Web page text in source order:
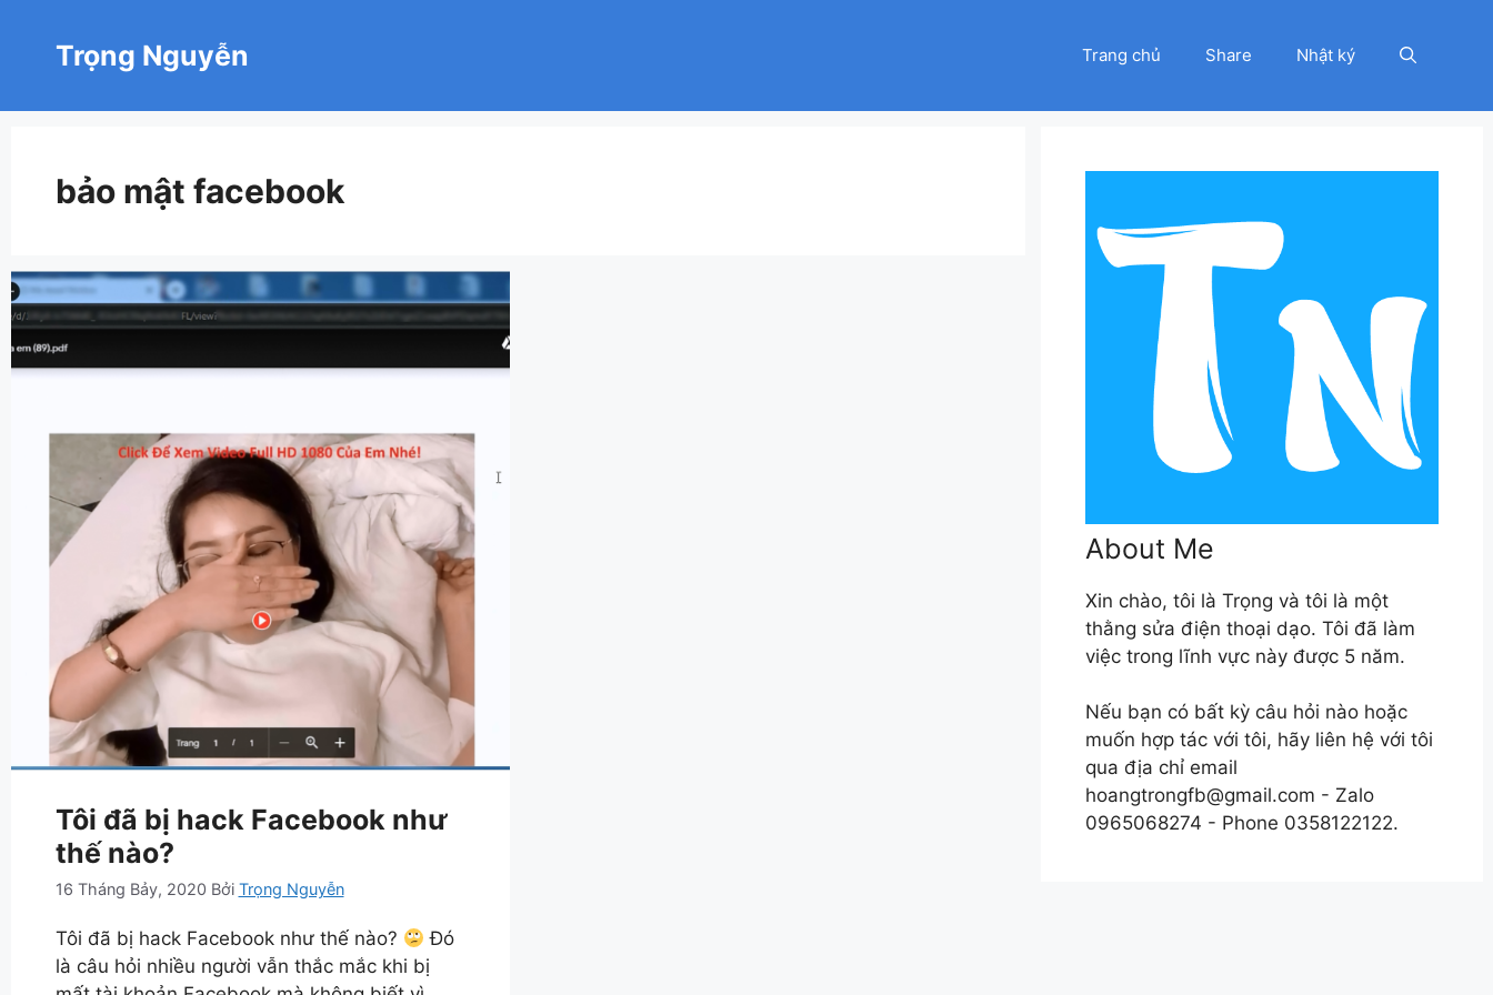
Trọng Nguyễn Trang chủ Share Nhật ký
bảo mật facebook
Tôi đã bị hack Facebook như
thế nào?
16 Tháng Bảy, 2020 Bởi Trọng Nguyễn
Tôi đã bị hack Facebook như thế nào?
Đó
là câu hỏi nhiều người vẫn thắc mắc khi bị
About Me
Xin chào, tôi là Trọng và tôi là một
thằng sửa điện thoại dạo. Tôi đã làm
việc trong lĩnh vực này được 5 năm.
Nếu bạn có bất kỳ câu hỏi nào hoặc
muốn hợp tác với tôi, hãy liên hệ với tôi
qua địa chỉ email
hoangtrongfb@gmail.com - Zalo
0965068274 - Phone 0358122122.